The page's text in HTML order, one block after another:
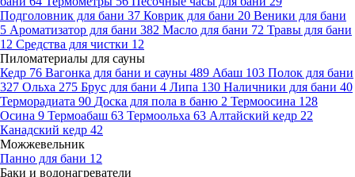
Подголовник для бани 37 Коврик для бани 20 Веники для бани
5 Ароматизатор для бани 382 Масло для бани 72 Травы для бани
12 Средства для чистки 12
Пиломатериалы для сауны
Кедр 76 Вагонка для бани и сауны 489 Абаш 103 Полок для бани
327 Ольха 275 Брус для бани 4 Липа 130 Наличники для бани 40
Терморадиата 90 Доска для пола в баню 2 Термоосина 128
Осина 9 Термоабаш 63 Термоольха 63 Алтайский кедр 22
Канадский кедр 42
Можжевельник
Панно для бани 12
Баки и водонагреватели